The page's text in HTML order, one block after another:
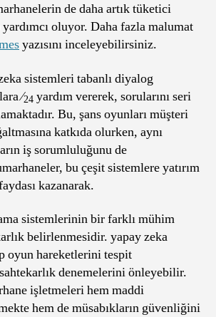
de daha artık tüketici
oluyor. Daha fazla malumat
yazısını inceleyebilirsiniz.
sistemleri tabanlı diyalog
⁄24 yardım vererek, sorularını seri
Bu, şans oyunları müşteri
katkıda olurken, aynı
iş sorumluluğunu de
bu çeşit sistemlere yatırım
kazanarak.
sistemlerinin bir farklı mühim
belirlenmesidir. yapay zeka
oyun hareketlerini tespit
denemelerini önleyebilir.
işletmeleri hem maddi
hem de müsabıkların güvenliğini